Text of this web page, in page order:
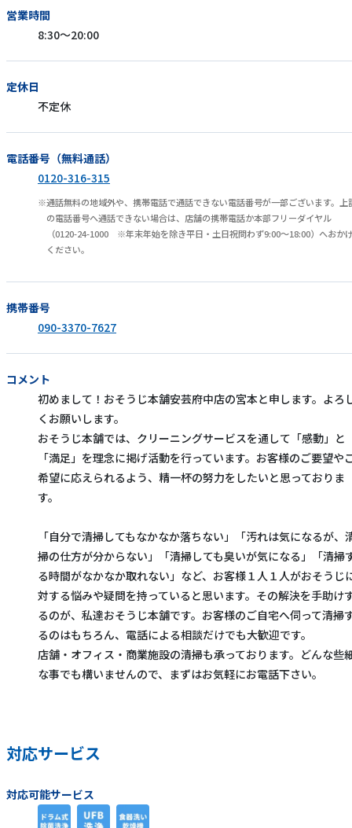
営業時間
8:30～20:00
定休日
不定休
電話番号（無料通話）
0120-316-315
通話無料の地域外や、携帯電話で通話できない電話番号が一部ございます。上
の電話番号へ通話できない場合は、店舗の携帯電話か本部フリーダイヤル
（0120-24-1000 ※年末年始を除き平日・土日祝問わず9:00～18:00）へおか
ください。
携帯番号
090-3370-7627
コメント
初めまして！おそうじ本舗安芸府中店の宮本と申します。よろ
くお願いします。
おそうじ本舗では、クリーニングサービスを通して「感動」と
「満足」を理念に掲げ活動を行っています。お客様のご要望や
希望に応えられるよう、精一杯の努力をしたいと思っておりま
す。
「自分で清掃してもなかなか落ちない」「汚れは気になるが、
掃の仕方が分からない」「清掃しても臭いが気になる」「清掃
る時間がなかなか取れない」など、お客様１人１人がおそうじ
対する悩みや疑問を持っていると思います。その解決を手助け
るのが、私達おそうじ本舗です。お客様のご自宅へ伺って清掃
るのはもちろん、電話による相談だけでも大歓迎です。
店舗・オフィス・商業施設の清掃も承っております。どんな些
な事でも構いませんので、まずはお気軽にお電話下さい。
対応サービス
対応可能サービス